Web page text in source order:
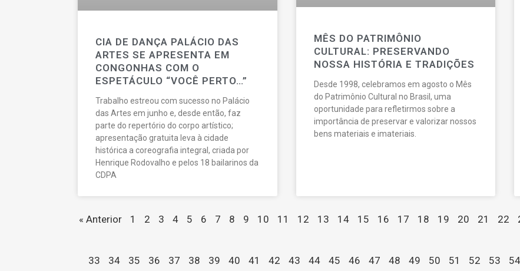
CIA DE DANÇA PALÁCIO DAS
ARTES SE APRESENTA EM
CONGONHAS COM O
ESPETÁCULO “VOCÊ PERTO…”
Trabalho estreou com sucesso no Palácio
das Artes em junho e, desde então, faz
parte do repertório do corpo artístico;
apresentação gratuita leva à cidade
histórica a coreografia integral, criada por
Henrique Rodovalho e pelos 18 bailarinos da
CDPA
MÊS DO PATRIMÔNIO
CULTURAL: PRESERVANDO
NOSSA HISTÓRIA E TRADIÇÕES
Desde 1998, celebramos em agosto o Mês
do Patrimônio Cultural no Brasil, uma
oportunidade para refletirmos sobre a
importância de preservar e valorizar nossos
bens materiais e imateriais.
« Anterior 1 2 3 4 5 6 7 8 9 10 11 12 13 14 15 16 17 18 19 20 21 22
33 34 35 36 37 38 39 40 41 42 43 44 45 46 47 48 49 50 51 52 53 54